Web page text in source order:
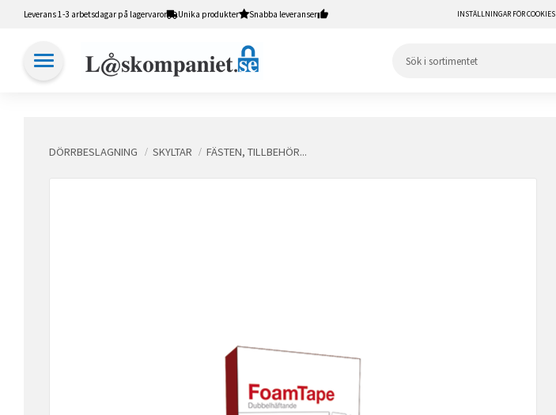
Leverans 1-3 arbetsdagar på lagervaror Unika produkter Snabba leveranser INSTÄLLNINGAR FÖR COOKIES
DÖRRBESLAGNING SKYLTAR FÄSTEN, TILLBEHÖR...